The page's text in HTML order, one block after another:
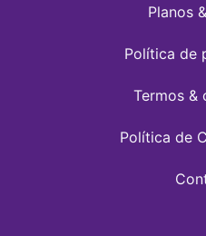
Planos
Política de
Termos &
Política de